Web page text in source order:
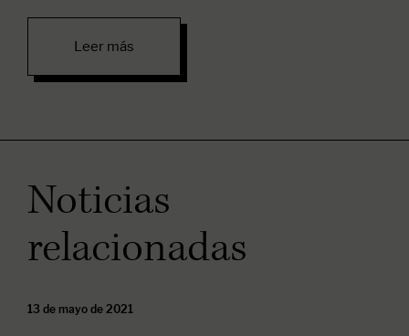
Leer más
Noticias
relacionadas
13 de mayo de 2021